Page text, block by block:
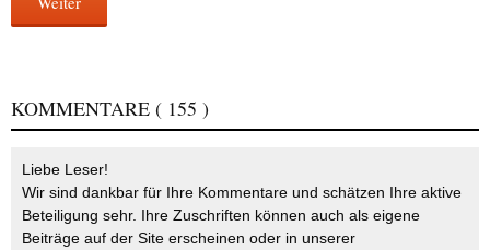
KOMMENTARE ( 155 )
Liebe Leser!
Wir sind dankbar für Ihre Kommentare und schätzen Ihre aktive
Beteiligung sehr. Ihre Zuschriften können auch als eigene
Beiträge auf der Site erscheinen oder in unserer